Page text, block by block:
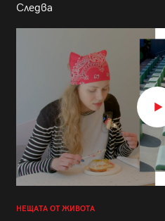
Следва
НЕЩАТА ОТ ЖИВОТА